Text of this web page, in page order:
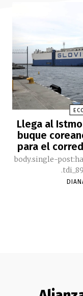
Llega al
buque
para el
body.single-